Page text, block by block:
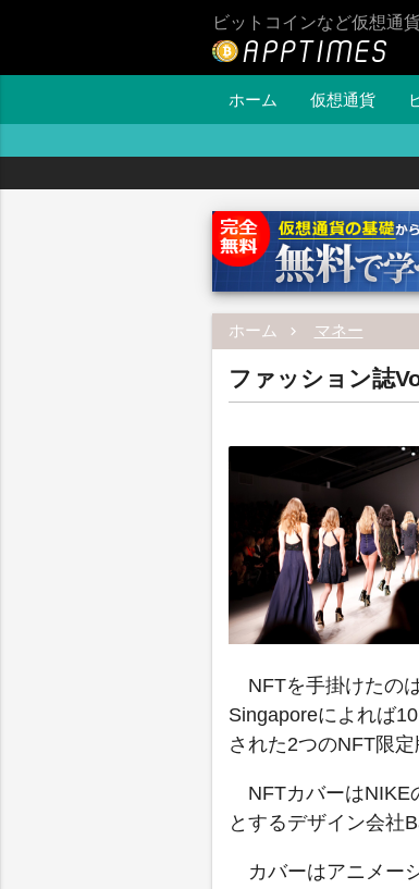
ビットコインなど仮想通
ホーム 仮想通貨
ホーム マネー
ファッション誌
NFTを手掛けたの
Singaporeによれば
された2つのNFT限
NFTカバーはNIKE
とするデザイン会社
カバーはアニメー